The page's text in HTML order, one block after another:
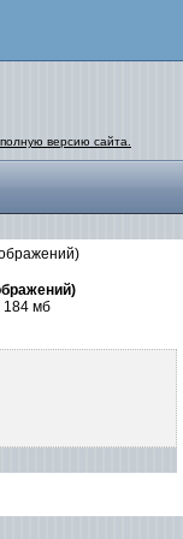
версию сайта.
184 мб